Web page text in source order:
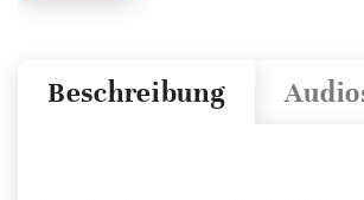
Beschreibung